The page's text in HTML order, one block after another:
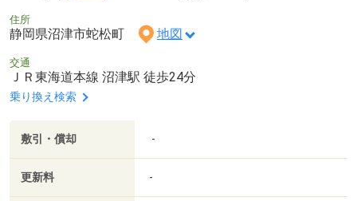
住所
静岡県沼津市蛇松町 地図
交通
ＪＲ東海道本線 沼津駅 徒歩24分
乗り換え検索
敷引・償却 -
更新料 -